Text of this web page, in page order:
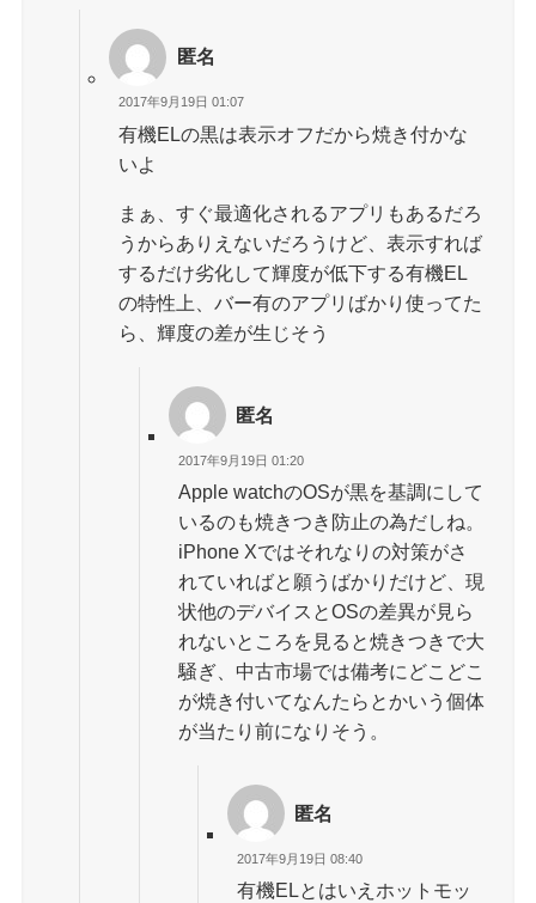
匿名
2017年9月19日 01:07
有機ELの黒は表示オフだから焼き付かな
いよ
まぁ、すぐ最適化されるアプリもあるだろ
うからありえないだろうけど、表示すれば
するだけ劣化して輝度が低下する有機EL
の特性上、バー有のアプリばかり使ってた
ら、輝度の差が生じそう
匿名
2017年9月19日 01:20
Apple watchのOSが黒を基調にして
いるのも焼きつき防止の為だしね。
iPhone Xではそれなりの対策がさ
れていればと願うばかりだけど、現
状他のデバイスとOSの差異が見ら
れないところを見ると焼きつきで大
騒ぎ、中古市場では備考にどこどこ
が焼き付いてなんたらとかいう個体
が当たり前になりそう。
匿名
2017年9月19日 08:40
有機ELとはいえホットモッ